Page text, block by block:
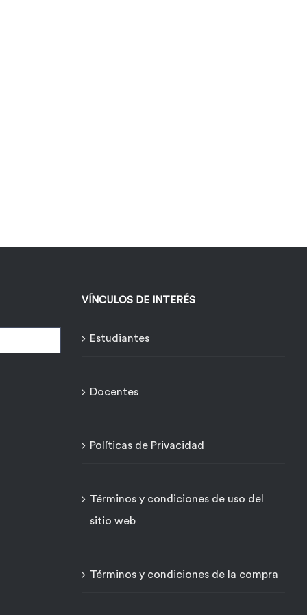
VÍNCULOS DE INTERÉS
Estudiantes
Docentes
Políticas de Privacidad
Términos y condiciones de uso del
sitio web
Términos y condiciones de la compra